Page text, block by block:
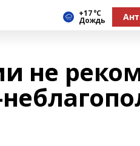
+17 °С
Дождь
не